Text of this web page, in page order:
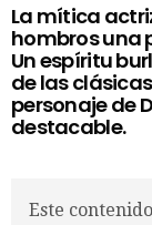
La mítica
hombros una
Un espíritu
de las
personaje de
destacable.
Este